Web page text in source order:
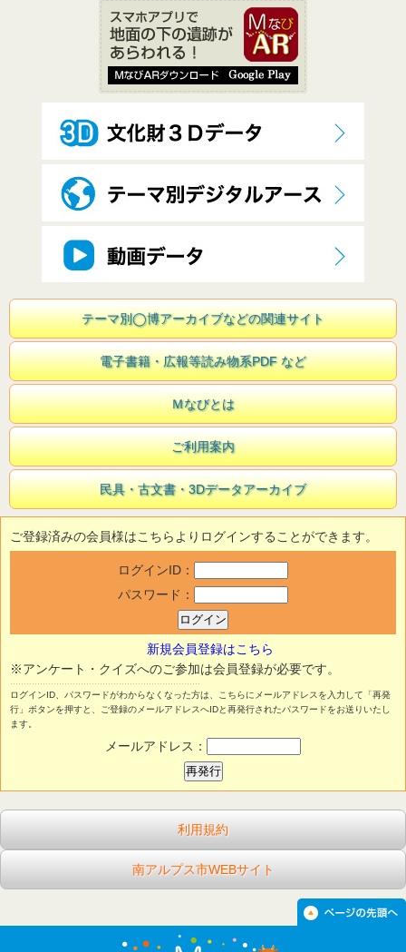
テーマ別◯博アーカイブなどの関連サイト
電子書籍・広報等読み物系PDF など
Ｍなびとは
ご利用案内
民具・古文書・3Dデータアーカイブ
ご登録済みの会員様はこちらよりログインすることができます。
ログインID：
パスワード：
新規会員登録はこちら
※アンケート・クイズへのご参加は会員登録が必要です。
ログインID、パスワードがわからなくなった方は、こちらにメールアドレスを入力して「再発
行」ボタンを押すと、ご登録のメールアドレスへIDと再発行されたパスワードをお送りいたし
ます。
メールアドレス：
利用規約
南アルプス市WEBサイト